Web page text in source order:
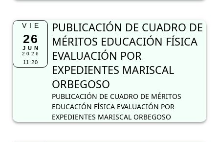
VIE
26
JUN
2026
11:20
PUBLICACIÓN DE CUADRO DE
MÉRITOS EDUCACIÓN FÍSICA
EVALUACIÓN POR
EXPEDIENTES MARISCAL
ORBEGOSO
PUBLICACIÓN DE CUADRO DE MÉRITOS
EDUCACIÓN FÍSICA EVALUACIÓN POR
EXPEDIENTES MARISCAL ORBEGOSO